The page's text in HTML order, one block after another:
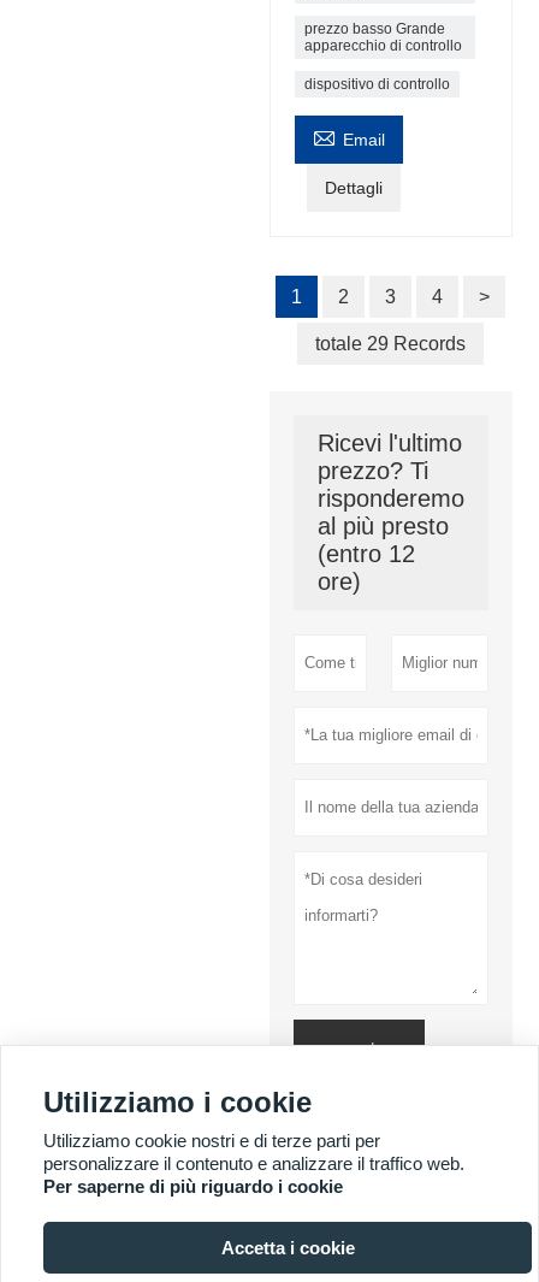
prezzo basso Grande
apparecchio di controllo
dispositivo di controllo
 Email
Dettagli
1 2 3 4 >
totale 29 Records
Ricevi l'ultimo
prezzo? Ti
risponderemo
al più presto
(entro 12
ore)
presentare
Utilizziamo i cookie
Utilizziamo cookie nostri e di terze parti per
personalizzare il contenuto e analizzare il traffico web.
Per saperne di più riguardo i cookie
Accetta i cookie